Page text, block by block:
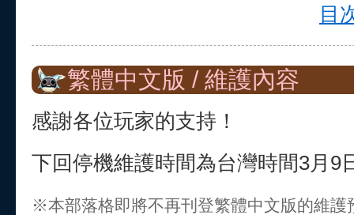
目
繁體中文版 / 維護內容
感謝各位玩家的支持！
下回停機維護時間為台灣時間3月9
※本部落格即將不再刊登繁體中文版的維護